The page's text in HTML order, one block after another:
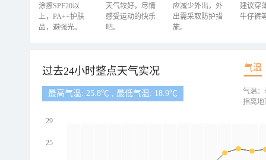
涂擦SPF20以
上，PA++护肤
品，避强光。
天气较好，尽情
感受运动的快乐
吧。
应减少外出，外
出需采取防护措
施。
建议穿
牛仔裤
过去24小时整点天气实况 气温
最高气温: 25.8℃ , 最低气温: 18.9℃
29
25
气温：
指离地